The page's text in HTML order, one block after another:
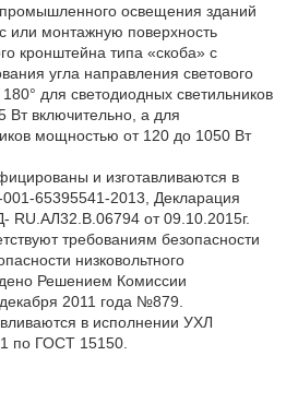
освещения зданий
или монтажную поверхность
кронштейна типа «скоба» с
угла направления светового
для светодиодных светильников
включительно, а для
мощностью от 120 до 1050 Вт
и изготавливаются в
001-65395541-2013, Декларация
RU.АЛ32.В.06794 от 09.10.2015г.
требованиям безопасности
низковольтного
Решением Комиссии
2011 года №879.
в исполнении УХЛ
по ГОСТ 15150.